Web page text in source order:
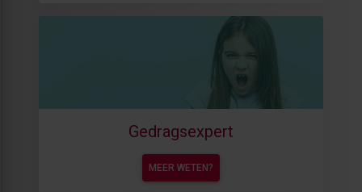
Gedragsexpert
MEER WETEN?